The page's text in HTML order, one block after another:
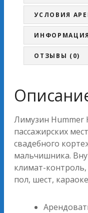
УСЛОВИЯ
ОТЗЫВЫ (0)
Лимузин Hummer
пассажирских
свадебного
мальчишника.
климат-контроль,
пол, шест,